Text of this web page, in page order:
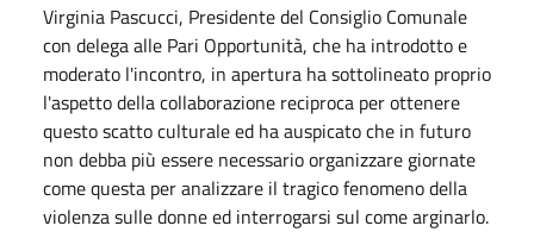
Virginia Pascucci, Presidente del Consiglio Comunale
con delega alle Pari Opportunità, che ha introdotto e
moderato l'incontro, in apertura ha sottolineato proprio
l'aspetto della collaborazione reciproca per ottenere
questo scatto culturale ed ha auspicato che in futuro
non debba più essere necessario organizzare giornate
come questa per analizzare il tragico fenomeno della
violenza sulle donne ed interrogarsi sul come arginarlo.